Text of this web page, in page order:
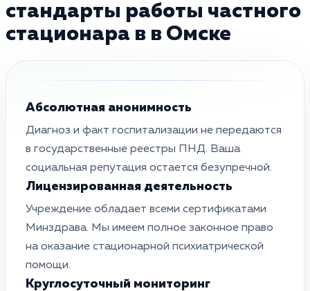
стандарты работы частного
стационара в в Омске
Абсолютная анонимность
Диагноз и факт госпитализации не передаются
в государственные реестры ПНД. Ваша
социальная репутация остается безупречной.
Лицензированная деятельность
Учреждение обладает всеми сертификатами
Минздрава. Мы имеем полное законное право
на оказание стационарной психиатрической
помощи.
Круглосуточный мониторинг